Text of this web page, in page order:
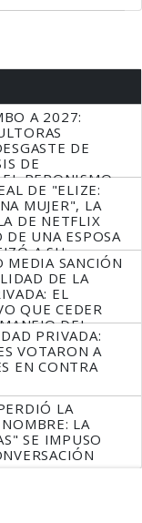
A 2027:
DE
DE
PERONISMO
DE "ELIZE:
MUJER", LA
DE NETFLIX
DE UNA ESPOSA
A SU
MEDIA SANCIÓN
DE LA
EL
QUE CEDER
DEL
PRIVADA:
VOTARON A
EN CONTRA
LA
LA
SE IMPUSO